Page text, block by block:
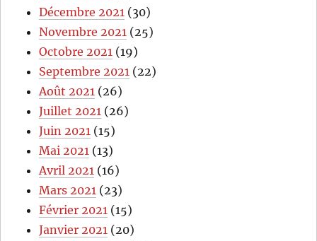
Décembre 2021 (30)
Novembre 2021 (25)
Octobre 2021 (19)
Septembre 2021 (22)
Août 2021 (26)
Juillet 2021 (26)
Juin 2021 (15)
Mai 2021 (13)
Avril 2021 (16)
Mars 2021 (23)
Février 2021 (15)
Janvier 2021 (20)